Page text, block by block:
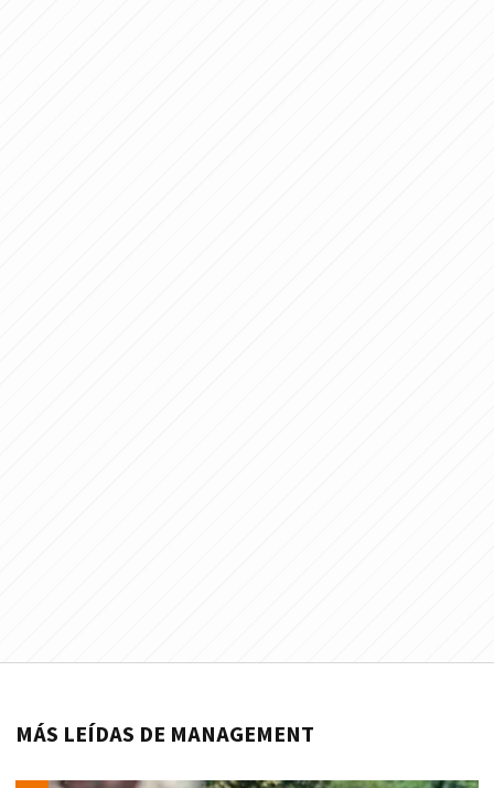
MÁS LEÍDAS DE MANAGEMENT